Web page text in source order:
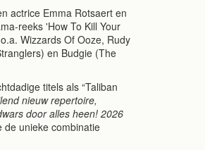
actrice Emma Rotsaert en
reeks 'How To Kill Your
Wizzards Of Ooze, Rudy
en Budgie (The
titels als “Taliban
nieuw repertoire,
door alles heen! 2026
de unieke combinatie